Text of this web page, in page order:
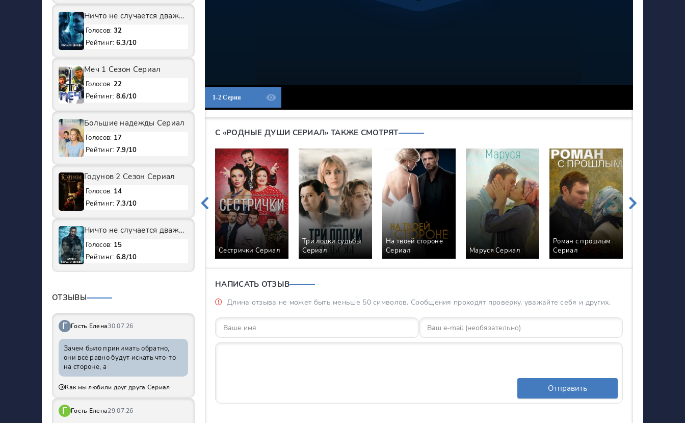
1-2 Серия
С «РОДНЫЕ ДУШИ СЕРИАЛ» ТАКЖЕ СМОТРЯТ
Сестрички Сериал
Три лодки судьбы
Сериал
На твоей стороне
Сериал
Маруся Сериал
Роман с прошлым
Сериал
НАПИСАТЬ ОТЗЫВ
Длина отзыва не может быть меньше 50 символов. Сообщения проходят проверку, уважайте себя и других.
Отправить
Ничто не случается дважды 2 Сезон Сериал
Голосов: 32
Рейтинг: 6.3/10
Меч 1 Сезон Сериал
Голосов: 22
Рейтинг: 8.6/10
Большие надежды Сериал
Голосов: 17
Рейтинг: 7.9/10
Годунов 2 Сезон Сериал
Голосов: 14
Рейтинг: 7.3/10
Ничто не случается дважды 1 Сезон Сериал
Голосов: 15
Рейтинг: 6.8/10
ОТЗЫВЫ
Г Гость Елена30.07.26
Зачем было принимать обратно,
они всё равно будут искать что-то
на стороне, а
Как мы любили друг друга Сериал
Г Гость Елена29.07.26